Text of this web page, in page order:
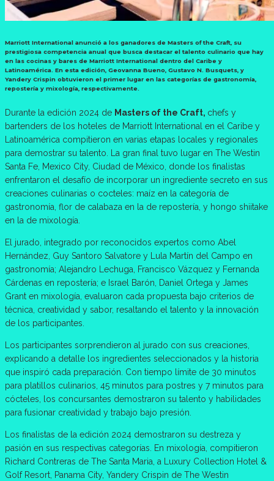
Marriott International anunció a los ganadores de Masters of the Craft, su
prestigiosa competencia anual que busca destacar el talento culinario que hay
en las cocinas y bares de Marriott International dentro del Caribe y
Latinoamérica. En esta edición, Geovanna Bueno, Gustavo N. Busquets, y
Yandery Crispin obtuvieron el primer lugar en las categorías de gastronomía,
repostería y mixología, respectivamente.
Durante la edición 2024 de Masters of the Craft, chefs y
bartenders de los hoteles de Marriott International en el Caribe y
Latinoamérica compitieron en varias etapas locales y regionales
para demostrar su talento. La gran final tuvo lugar en The Westin
Santa Fe, Mexico City, Ciudad de México, donde los finalistas
enfrentaron el desafío de incorporar un ingrediente secreto en sus
creaciones culinarias o cocteles: maíz en la categoría de
gastronomía, flor de calabaza en la de repostería, y hongo shiitake
en la de mixología.
El jurado, integrado por reconocidos expertos como Abel
Hernández, Guy Santoro Salvatore y Lula Martín del Campo en
gastronomía; Alejandro Lechuga, Francisco Vázquez y Fernanda
Cárdenas en repostería; e Israel Barón, Daniel Ortega y James
Grant en mixología, evaluaron cada propuesta bajo criterios de
técnica, creatividad y sabor, resaltando el talento y la innovación
de los participantes.
Los participantes sorprendieron al jurado con sus creaciones,
explicando a detalle los ingredientes seleccionados y la historia
que inspiró cada preparación. Con tiempo límite de 30 minutos
para platillos culinarios, 45 minutos para postres y 7 minutos para
cócteles, los concursantes demostraron su talento y habilidades
para fusionar creatividad y trabajo bajo presión.
Los finalistas de la edición 2024 demostraron su destreza y
pasión en sus respectivas categorías. En mixología, compitieron
Richard Contreras de The Santa Maria, a Luxury Collection Hotel &
Golf Resort, Panama City, Yandery Crispin de The Westin